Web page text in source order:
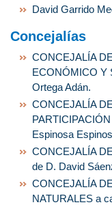
David Garrido
Concejalías
CONCEJALÍA
ECONÓMICO Y
Ortega Adán.
CONCEJALÍA
Espinosa
CONCEJALÍA
de D. David
CONCEJALÍA
NATURALES a